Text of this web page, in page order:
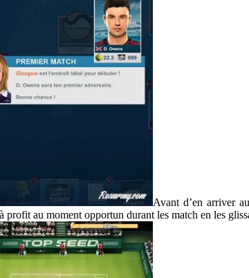
Avant d’en arriver
profit au moment opportun durant les match en les